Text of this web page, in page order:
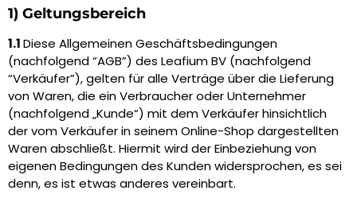
1) Geltungsbereich
1.1Diese Allgemeinen Geschäftsbedingungen
(nachfolgend “AGB”) des Leafium BV (nachfolgend
“Verkäufer”), gelten für alle Verträge über die Lieferung
von Waren, die ein Verbraucher oder Unternehmer
(nachfolgend „Kunde“) mit dem Verkäufer hinsichtlich
der vom Verkäufer in seinem Online-Shop dargestellten
Waren abschließt. Hiermit wird der Einbeziehung von
eigenen Bedingungen des Kunden widersprochen, es sei
denn, es ist etwas anderes vereinbart.